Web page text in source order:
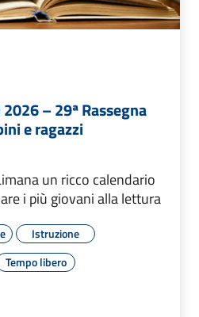
– 29ª Rassegna
e ragazzi
un ricco calendario
i più giovani alla lettura
Istruzione
Tempo libero